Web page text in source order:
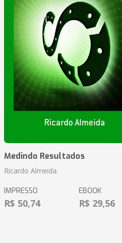
Medindo Resultados
Ricardo Almeida
IMPRESSO
R$ 50,74
EBOOK
R$ 29,56